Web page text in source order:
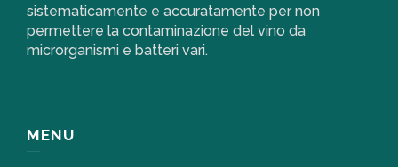
sistematicamente e accuratamente per non
permettere la contaminazione del vino da
microrganismi e batteri vari.
MENU